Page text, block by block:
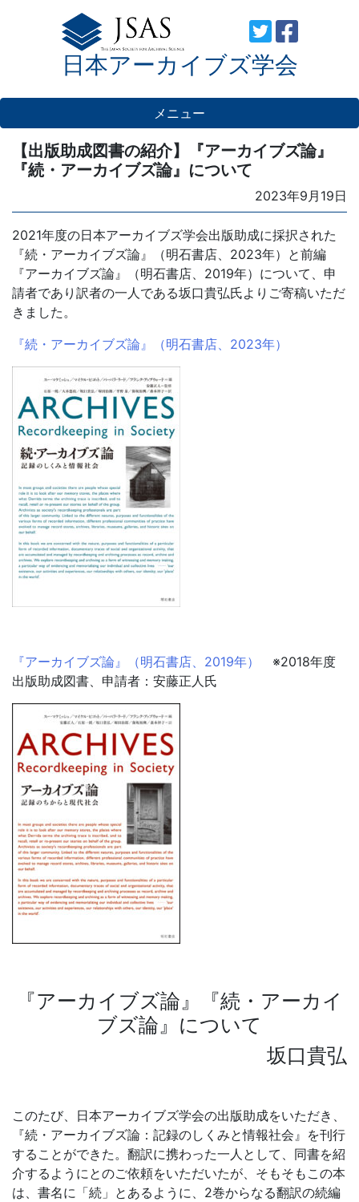
日本アーカイブズ学会
メニュー
【出版助成図書の紹介】『アーカイブズ論』
『続・アーカイブズ論』について
Posted
on
2023年9月19日
2021年度の日本アーカイブズ学会出版助成に採択された
『続・アーカイブズ論』（明石書店、2023年）と前編
『アーカイブズ論』（明石書店、2019年）について、申
請者であり訳者の一人である坂口貴弘氏よりご寄稿いただ
きました。
『続・アーカイブズ論』（明石書店、2023年）
『アーカイブズ論』（明石書店、2019年） ※2018年度
出版助成図書、申請者：安藤正人氏
『アーカイブズ論』『続・アーカイ
ブズ論』について
坂口貴弘
このたび、日本アーカイブズ学会の出版助成をいただき、
『続・アーカイブズ論：記録のしくみと情報社会』を刊行
することができた。翻訳に携わった一人として、同書を紹
介するようにとのご依頼をいただいたが、そもそもこの本
は、書名に「続」とあるように、2巻からなる翻訳の続編